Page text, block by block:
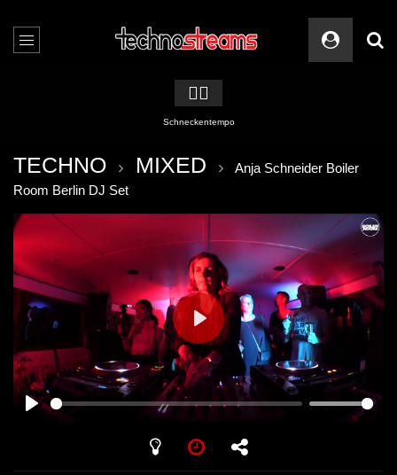
🏳️‍🌈
Schneckentempo
TECHNO MIXED
Anja Schneider Boiler
Room Berlin DJ Set
PLAY